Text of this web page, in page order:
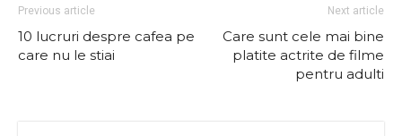
Previous article
10 lucruri despre cafea pe
care nu le stiai
Next article
Care sunt cele mai bine
platite actrite de filme
pentru adulti